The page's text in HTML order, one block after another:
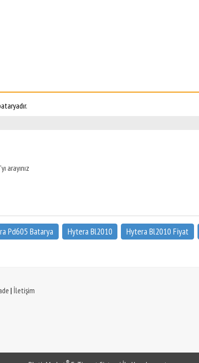
arayınız
Pd605 Batarya Hytera Bl2010 Hytera Bl2010 Fiyat
| İletişim